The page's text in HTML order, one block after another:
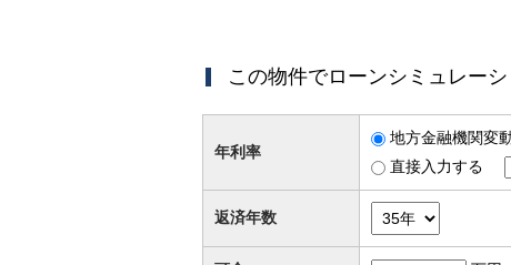
この物件でローンシミュレー
年利率
地方金融機関変
直接入力する
返済年数